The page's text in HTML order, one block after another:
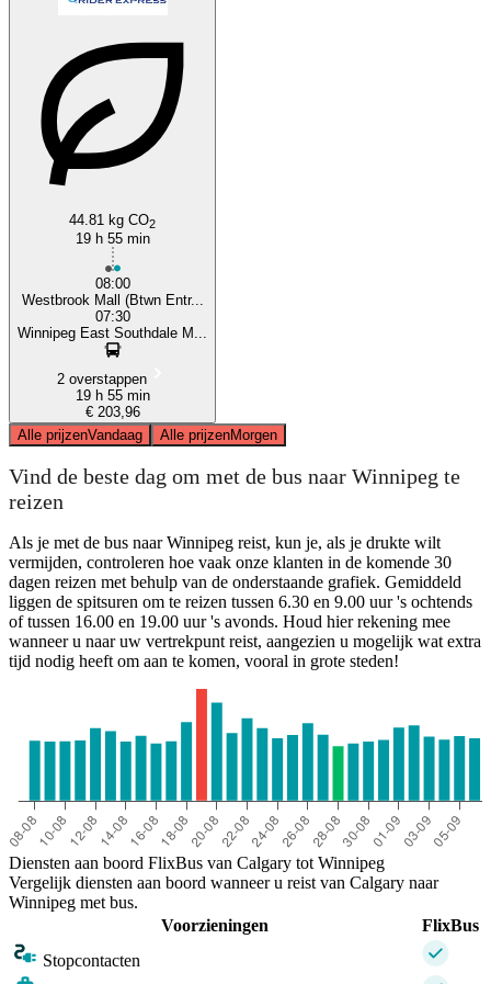
44.81 kg CO2
19 h 55 min
08:00
Westbrook Mall (Btwn Entr...
07:30
Winnipeg East Southdale M...
2 overstappen
19 h 55 min
€ 203,96
Alle prijzenVandaag Alle prijzenMorgen
Vind de beste dag om met de bus naar Winnipeg te
reizen
Als je met de bus naar Winnipeg reist, kun je, als je drukte wilt
vermijden, controleren hoe vaak onze klanten in de komende 30
dagen reizen met behulp van de onderstaande grafiek. Gemiddeld
liggen de spitsuren om te reizen tussen 6.30 en 9.00 uur 's ochtends
of tussen 16.00 en 19.00 uur 's avonds. Houd hier rekening mee
wanneer u naar uw vertrekpunt reist, aangezien u mogelijk wat extra
tijd nodig heeft om aan te komen, vooral in grote steden!
Diensten aan boord FlixBus van Calgary tot Winnipeg
Vergelijk diensten aan boord wanneer u reist van Calgary naar
Winnipeg met bus.
Voorzieningen
FlixBus
Stopcontacten